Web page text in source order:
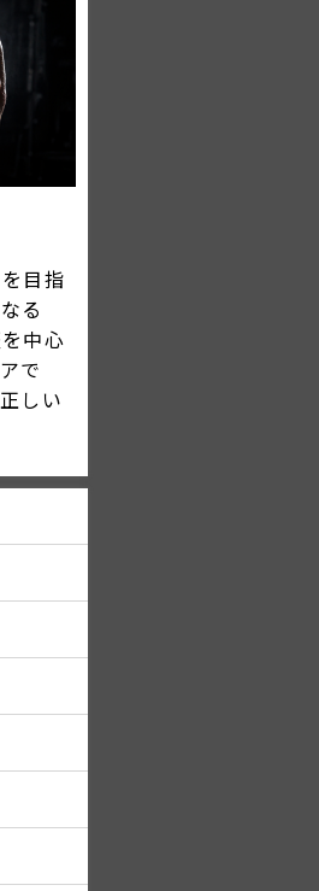
目指
る
中心
で
しい